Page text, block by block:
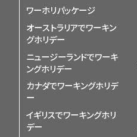
ワーホリパッケージ
オーストラリアでワーキン
グホリデー
ニュージーランドでワーキ
ングホリデー
カナダでワーキングホリデ
ー
イギリスでワーキングホリ
デー